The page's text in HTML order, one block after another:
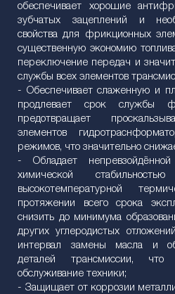
обеспечивает хорошие
зубчатых зацеплений и
свойства для фрикционных
существенную экономию
переключение передач и
службы всех элементов
- Обеспечивает слаженную и
продлевает срок службы
предотвращает
элементов
режимов, что значительно
- Обладает
химической
высокотемпературной
протяжении всего срока
снизить до минимума
других углеродистых
интервал замены масла и
деталей трансмиссии,
обслуживание техники;
- Защищает от коррозии